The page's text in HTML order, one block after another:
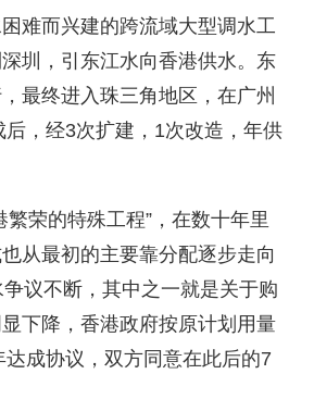
难而兴建的跨流域大型调水工
圳，引东江水向香港供水。东
最终进入珠三角地区，在广州
，经3次扩建，1次改造，年供
荣的特殊工程”，在数十年里
从最初的主要靠分配逐步走向
议不断，其中之一就是关于购
下降，香港政府按原计划用量
成协议，双方同意在此后的7